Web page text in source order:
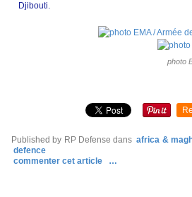
Djibouti.
photo
Published by RP Defense dans africa &
defence
commenter cet article
…